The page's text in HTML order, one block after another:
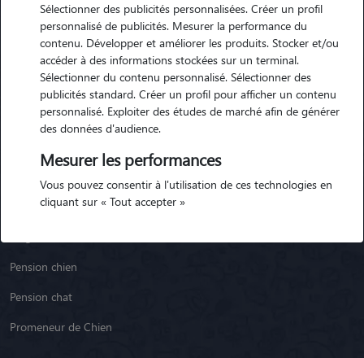
Animaute
Garde Chien
Garde Chat
Races de chiens
Pension chien
Pension chat
Promeneur de Chien
Sélectionner des publicités personnalisées. Créer un profil
personnalisé de publicités. Mesurer la performance du
contenu. Développer et améliorer les produits. Stocker et/ou
accéder à des informations stockées sur un terminal.
Sélectionner du contenu personnalisé. Sélectionner des
publicités standard. Créer un profil pour afficher un contenu
personnalisé. Exploiter des études de marché afin de générer
des données d'audience.
Mesurer les performances
Vous pouvez consentir à l'utilisation de ces technologies en
cliquant sur « Tout accepter »